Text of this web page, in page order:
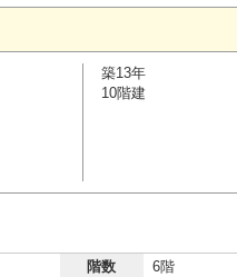
築13年
10階建
階数 6階